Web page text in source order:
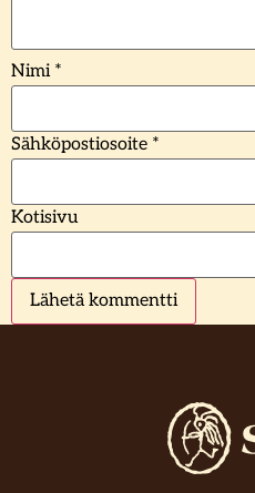
Nimi *
Sähköpostiosoite *
Kotisivu